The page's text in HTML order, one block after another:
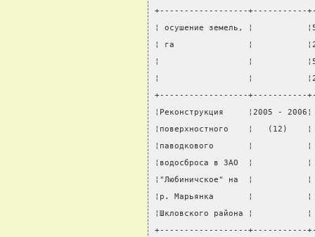
+------------------+-----------
¦ осушение земель, ¦
¦ га               ¦
¦                  ¦
¦                  ¦
+------------------+-----------
¦Реконструкция     ¦2005 -
¦поверхностного    ¦
¦паводкового       ¦
¦водосброса в ЗАО  ¦
¦"Любиничское" на  ¦
¦р. Марьянка       ¦
¦Шкловского района
+------------------+-----------